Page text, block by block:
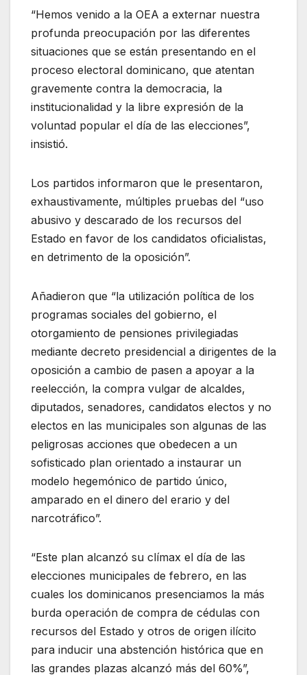
“Hemos venido a la OEA a externar nuestra
profunda preocupación por las diferentes
situaciones que se están presentando en el
proceso electoral dominicano, que atentan
gravemente contra la democracia, la
institucionalidad y la libre expresión de la
voluntad popular el día de las elecciones”,
insistió.
Los partidos informaron que le presentaron,
exhaustivamente, múltiples pruebas del “uso
abusivo y descarado de los recursos del
Estado en favor de los candidatos oficialistas,
en detrimento de la oposición”.
Añadieron que “la utilización política de los
programas sociales del gobierno, el
otorgamiento de pensiones privilegiadas
mediante decreto presidencial a dirigentes de la
oposición a cambio de pasen a apoyar a la
reelección, la compra vulgar de alcaldes,
diputados, senadores, candidatos electos y no
electos en las municipales son algunas de las
peligrosas acciones que obedecen a un
sofisticado plan orientado a instaurar un
modelo hegemónico de partido único,
amparado en el dinero del erario y del
narcotráfico”.
“Este plan alcanzó su clímax el día de las
elecciones municipales de febrero, en las
cuales los dominicanos presenciamos la más
burda operación de compra de cédulas con
recursos del Estado y otros de origen ilícito
para inducir una abstención histórica que en
las grandes plazas alcanzó más del 60%”,